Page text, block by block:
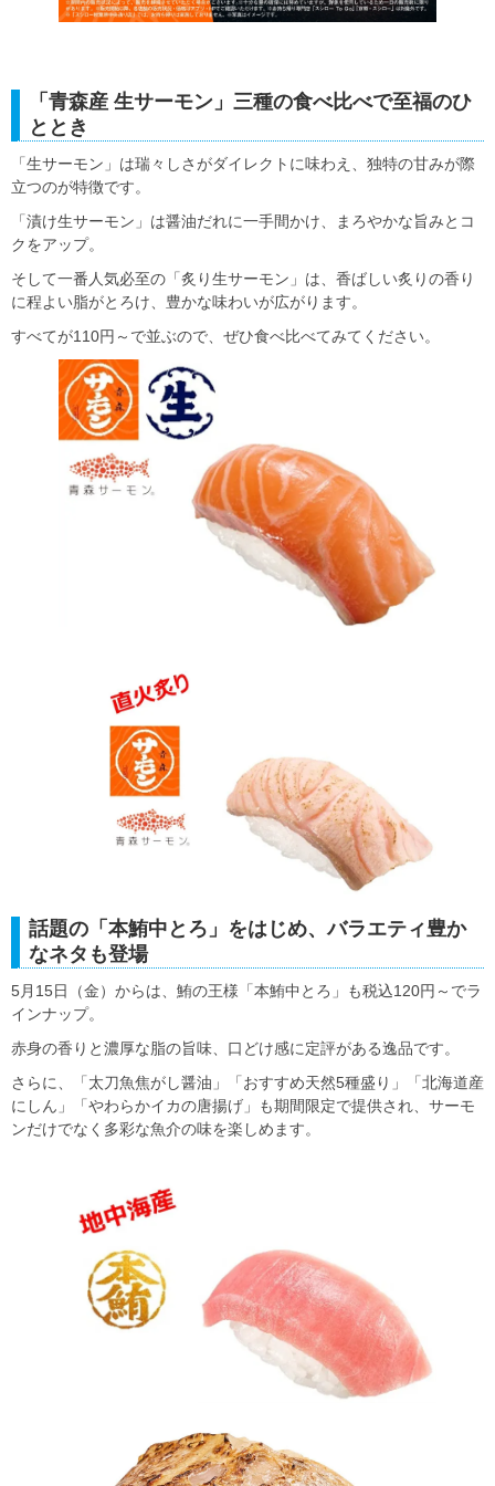
「青森産 生サーモン」三種の食べ比べで至福のひ
ととき
「生サーモン」は瑞々しさがダイレクトに味わえ、独特の甘みが際
立つのが特徴です。
「漬け生サーモン」は醤油だれに一手間かけ、まろやかな旨みとコ
クをアップ。
そして一番人気必至の「炙り生サーモン」は、香ばしい炙りの香り
に程よい脂がとろけ、豊かな味わいが広がります。
すべてが110円～で並ぶので、ぜひ食べ比べてみてください。
話題の「本鮪中とろ」をはじめ、バラエティ豊か
なネタも登場
5月15日（金）からは、鮪の王様「本鮪中とろ」も税込120円～でラ
インナップ。
赤身の香りと濃厚な脂の旨味、口どけ感に定評がある逸品です。
さらに、「太刀魚焦がし醤油」「おすすめ天然5種盛り」「北海道産
にしん」「やわらかイカの唐揚げ」も期間限定で提供され、サーモ
ンだけでなく多彩な魚介の味を楽しめます。